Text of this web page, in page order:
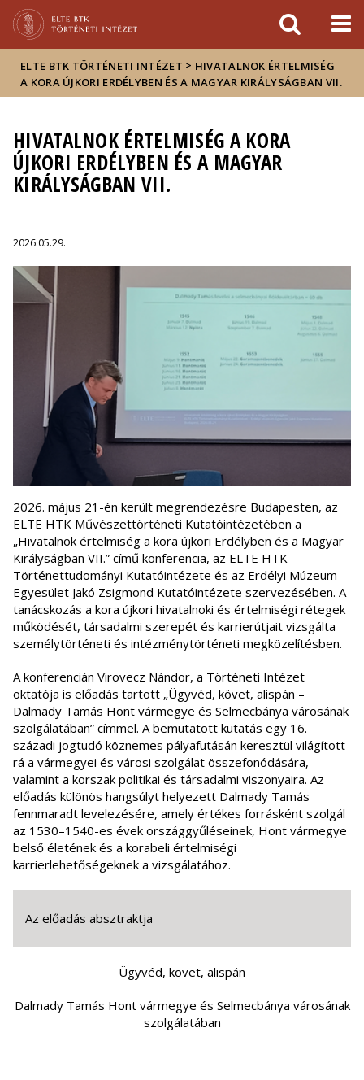
sajtóban
ELTE BTK TÖRTÉNETI INTÉZET > HIVATALNOK ÉRTELMISÉG
A KORA ÚJKORI ERDÉLYBEN ÉS A MAGYAR KIRÁLYSÁGBAN VII.
HIVATALNOK ÉRTELMISÉG A KORA
ÚJKORI ERDÉLYBEN ÉS A MAGYAR
KIRÁLYSÁGBAN VII.
2026.05.29.
2026. május 21-én került megrendezésre Budapesten, az
ELTE HTK Művészettörténeti Kutatóintézetében a
„Hivatalnok értelmiség a kora újkori Erdélyben és a Magyar
Királyságban VII.” című konferencia, az ELTE HTK
Történettudományi Kutatóintézete és az Erdélyi Múzeum-
Egyesület Jakó Zsigmond Kutatóintézete szervezésében. A
tanácskozás a kora újkori hivatalnoki és értelmiségi rétegek
működését, társadalmi szerepét és karrierútjait vizsgálta
személytörténeti és intézménytörténeti megközelítésben.
A konferencián Virovecz Nándor, a Történeti Intézet
oktatója is előadás tartott „Ügyvéd, követ, alispán –
Dalmady Tamás Hont vármegye és Selmecbánya városának
szolgálatában” címmel. A bemutatott kutatás egy 16.
századi jogtudó köznemes pályafutásán keresztül világított
rá a vármegyei és városi szolgálat összefonódására,
valamint a korszak politikai és társadalmi viszonyaira. Az
előadás különös hangsúlyt helyezett Dalmady Tamás
fennmaradt levelezésére, amely értékes forrásként szolgál
az 1530–1540-es évek országgyűléseinek, Hont vármegye
belső életének és a korabeli értelmiségi
karrierlehetőségeknek a vizsgálatához.
Az előadás absztraktja
Ügyvéd, követ, alispán
Dalmady Tamás Hont vármegye és Selmecbánya városának
szolgálatában